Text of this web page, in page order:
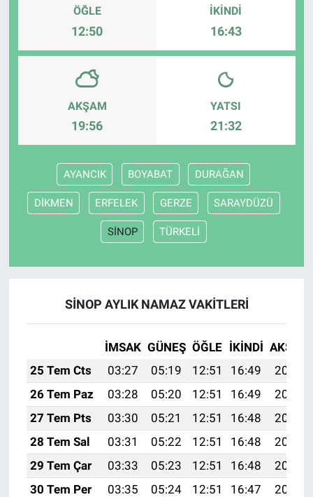
ÖĞLE
12:50
İKINDI
16:43
AKŞAM
19:56
YATSI
21:32
AYANCIK BOYABAT DURAĞAN
DİKMEN ERFELEK GERZE SARAYDÜZÜ
SİNOP TÜRKELİ
SİNOP AYLIK NAMAZ VAKITLERI
İMSAK GÜNEŞ ÖĞLE İKINDI AKŞAM
25 Tem Cts
03:27 05:19 12:51 16:49
20:13
26 Tem Paz
03:28 05:20 12:51 16:49
20:12
27 Tem Pts
03:30 05:21 12:51 16:48
20:11
28 Tem Sal
03:31 05:22 12:51 16:48
20:10
29 Tem Çar
03:33 05:23 12:51 16:48
20:09
30 Tem Per
03:35 05:24 12:51 16:47
20:08